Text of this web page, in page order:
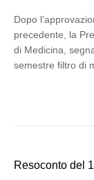
Dopo
precedente, la
di Medicina,
semestre filtro di
Resoconto del